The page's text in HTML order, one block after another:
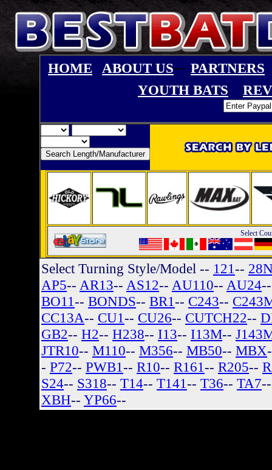
HOME ABOUT US-- PARTNERS
YOUTH BATS
Select
Select Turning Style/Model -- 121--
AP5-- AR13-- AS12-- AU110-- AU24
BO11-- BONDS-- BR1-- C243--
CC13A-- CU1-- CU26-- CUTCH22--
GB2-- H2-- H238-- I13-- I13M--
JTR10-- M110-- M356-- MB50-- MBX
- P72-- PWB1-- R10-- R161-- R205--
S24-- S318-- T14-- T141-- T36-- TA7
XBH-- YP66--